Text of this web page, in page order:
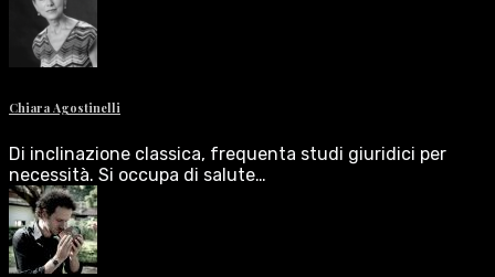
Chiara Agostinelli
Di inclinazione classica, frequenta studi giuridici per
necessità. Si occupa di salute…